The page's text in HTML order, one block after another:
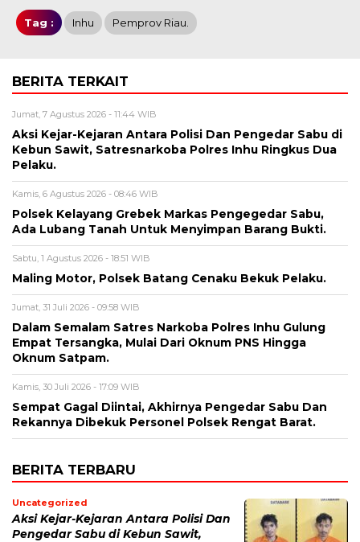
Tag : Inhu Pemprov Riau.
BERITA TERKAIT
Jumat, 7 Agustus 2026 - 11:44 WIB
Aksi Kejar-Kejaran Antara Polisi Dan Pengedar Sabu di
Kebun Sawit, Satresnarkoba Polres Inhu Ringkus Dua
Pelaku.
Kamis, 6 Agustus 2026 - 08:46 WIB
Polsek Kelayang Grebek Markas Pengegedar Sabu,
Ada Lubang Tanah Untuk Menyimpan Barang Bukti.
Sabtu, 1 Agustus 2026 - 18:51 WIB
Maling Motor, Polsek Batang Cenaku Bekuk Pelaku.
Jumat, 31 Juli 2026 - 09:58 WIB
Dalam Semalam Satres Narkoba Polres Inhu Gulung
Empat Tersangka, Mulai Dari Oknum PNS Hingga
Oknum Satpam.
Kamis, 30 Juli 2026 - 17:09 WIB
Sempat Gagal Diintai, Akhirnya Pengedar Sabu Dan
Rekannya Dibekuk Personel Polsek Rengat Barat.
BERITA TERBARU
Uncategorized
Aksi Kejar-Kejaran Antara Polisi Dan
Pengedar Sabu di Kebun Sawit,